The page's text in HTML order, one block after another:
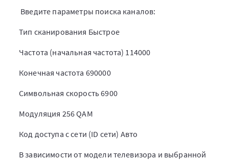
Введите параметры поиска каналов:
Тип сканирования Быстрое
Частота (начальная частота) 114000
Конечная частота 690000
Символьная скорость 6900
Модуляция 256 QAM
Код доступа с сети (ID сети) Авто
В зависимости от модели телевизора и выбранной